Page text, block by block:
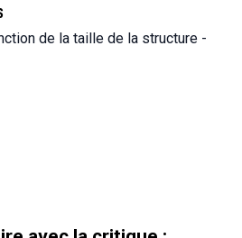
de la taille de la structure -